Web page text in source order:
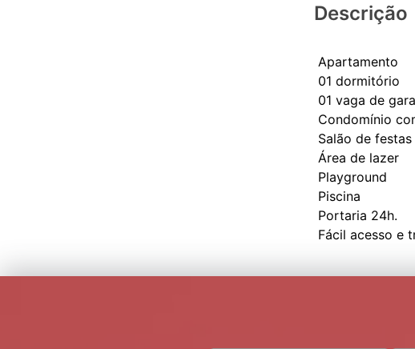
Descrição
Apartamento
01 dormitório
01 vaga de
Condomínio
Salão de festas
Área de lazer
Playground
Piscina
Portaria 24h.